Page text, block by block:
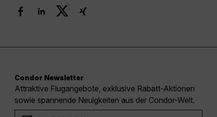
Condor Newsletter
Attraktive Flugangebote, exklusive Rabatt-Aktionen
sowie spannende Neuigkeiten aus der Condor-Welt.